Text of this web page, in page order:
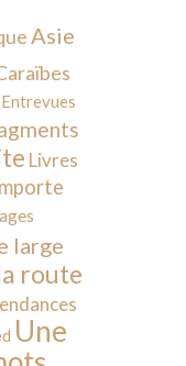
Asie
Entrevues
Livres
large
route
Une